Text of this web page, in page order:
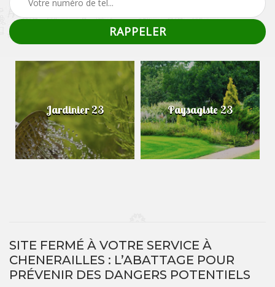
Jardinier 23 Paysagiste 23
SITE FERMÉ À VOTRE SERVICE À
CHENERAILLES : L’ABATTAGE POUR
PRÉVENIR DES DANGERS POTENTIELS